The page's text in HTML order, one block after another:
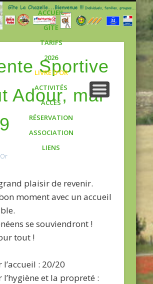
ACCUEIL
GÎTE
TARIFS
2026
LIVRE D’OR
ACTIVITÉS
ACCÈS
RÉSERVATION
ASSOCIATION
LIENS
Sportive
Adour, mai
plaisir de revenir.
moment avec un accueil
se souviendront !
tout !
l’accueil : 20/20
l’hygiène et la propreté :